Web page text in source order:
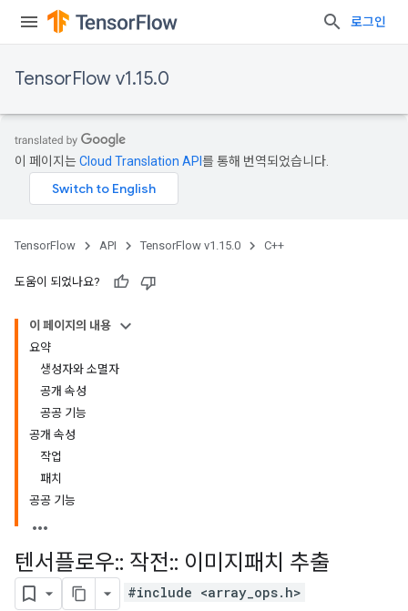
로그인
TensorFlow v1.15.0
이 페이지는Cloud Translation API 를 통해 번역되었습니다.
TensorFlow API TensorFlow v1.15.0 C++
도움이 되었나요?
이 페이지의 내용
요약
생성자와 소멸자
공개 속성
공공 기능
공개 속성
작업
패치
공공 기능
텐서플로우:: 작전:: 이미지패치 추출
#include <array_ops.h>